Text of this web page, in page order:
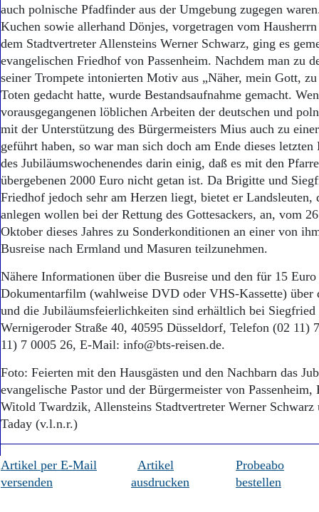
auch polnische Pfadfinder aus der Umgebung zugegen
Kuchen sowie allerhand Dönjes, vorgetragen vom
dem Stadtvertreter Allensteins Werner Schwarz, ging es
evangelischen Friedhof von Passenheim. Nachdem man zu
seiner Trompete intonierten Motiv aus „Näher, mein Gott,
Toten gedacht hatte, wurde Bestandsaufnahme gemacht.
vorausgegangenen löblichen Arbeiten der deutschen und
mit der Unterstützung des Bürgermeisters Mius auch zu
geführt haben, so war man sich doch am Ende dieses letzten
des Jubiläumswochenendes darin einig, daß es mit den
übergebenen 2000 Euro nicht getan ist. Da Brigitte und
Friedhof jedoch sehr am Herzen liegt, bietet er Landsleuten,
anlegen wollen bei der Rettung des Gottesackers, an, vom
Oktober dieses Jahres zu Sonderkonditionen an einer von
Busreise nach Ermland und Masuren teilzunehmen.
Nähere Informationen über die Busreise und den für 15 Euro
Dokumentarfilm (wahlweise DVD oder VHS-Kassette) über
und die Jubiläumsfeierlichkeiten sind erhältlich bei Siegfried
Wernigeroder Straße 40, 40595 Düsseldorf, Telefon (02 11)
11) 7 0005 26, E-Mail: info@bts-reisen.de.
Foto: Feierten mit den Hausgästen und den Nachbarn das
evangelische Pastor und der Bürgermeister von
Witold Twardzik, Allensteins Stadtvertreter Werner Schwarz
Taday (v.l.n.r.)
Artikel per E-Mail
versenden
Artikel
ausdrucken
Probeabo
bestellen